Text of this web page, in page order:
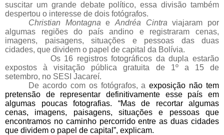
suscitar um grande debate político, essa divisão também
despertou o interesse de dois fotógrafos.
Christian Montagna eAndréa Cintraviajaram por
algumas regiões do país andino e registraram cenas,
imagens, paisagens, situações e pessoas das duas
cidades, que dividem o papel de capital da Bolívia.
Os 16 registros fotográficos da dupla estarão
expostos à visitação pública gratuita de 1º a 15 de
setembro, no SESI Jacareí.
De acordo com os fotógrafos, aexposição não tem
pretensão de representar definitivamente esse país em
algumas poucas fotografias. “Mas de recortar algumas
cenas, imagens, paisagens, situações e pessoas que
encontramos no caminho percorrido entre as duas cidades
que dividem o papel de capital”, explicam.